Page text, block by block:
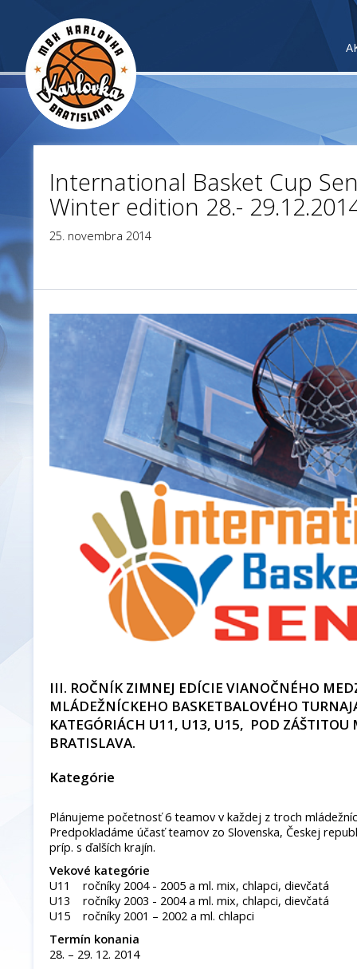
International Basket Cup
Winter edition 28.-
25. novembra 2014
III. ROČNÍK ZIMNEJ EDÍCIE VIANOČNÉHO
MLÁDEŽNÍCKEHO BASKETBALOVÉHO
KATEGÓRIÁCH U11, U13, U15, POD ZÁŠTITOU
BRATISLAVA.
Kategórie
Plánujeme početnosť 6 teamov v každej z troch
Predpokladáme účasť teamov zo Slovenska, Českej
príp. s ďalších krajín.
Vekové kategórie
U11 ročníky 2004 - 2005 a ml. mix, chlapci, dievčatá
U13 ročníky 2003 - 2004 a ml. mix, chlapci, dievčatá
U15 ročníky 2001 – 2002 a ml. chlapci
Termín konania
28. – 29. 12. 2014